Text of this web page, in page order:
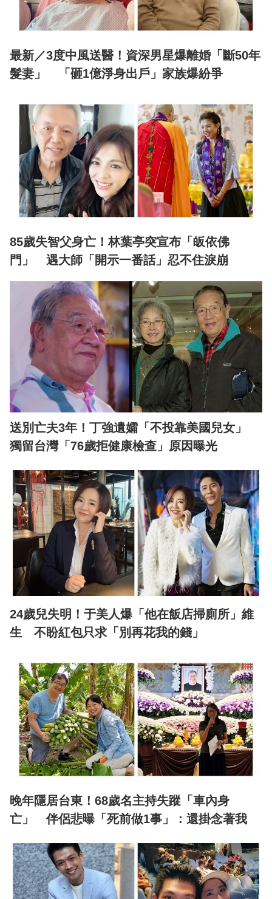
最新／3度中風送醫！資深男星爆離婚「斷50年
髮妻」 「砸1億淨身出戶」家族爆紛爭
85歲失智父身亡！林葉亭突宣布「皈依佛
門」 遇大師「開示一番話」忍不住淚崩
送別亡夫3年！丁強遺孀「不投靠美國兒女」
獨留台灣「76歲拒健康檢查」原因曝光
24歲兒失明！于美人爆「他在飯店掃廁所」維
生 不盼紅包只求「別再花我的錢」
晚年隱居台東！68歲名主持失蹤「車內身
亡」 伴侶悲曝「死前做1事」：還掛念著我